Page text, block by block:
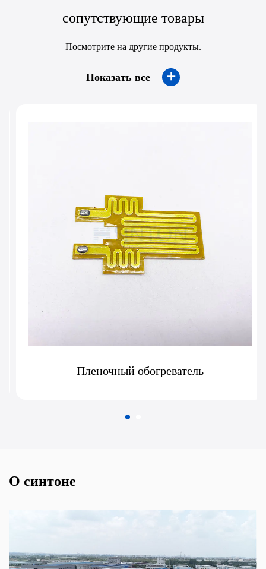
сопутствующие товары
Посмотрите на другие продукты.
Показать все ＋
Пленочный обогреватель
О синтоне